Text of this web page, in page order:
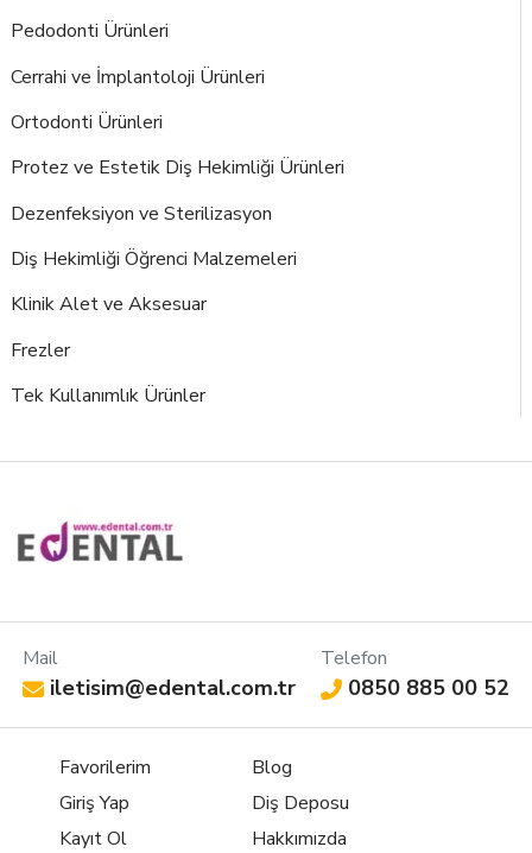
Pedodonti Ürünleri
Cerrahi ve İmplantoloji Ürünleri
Ortodonti Ürünleri
Protez ve Estetik Diş Hekimliği Ürünleri
Dezenfeksiyon ve Sterilizasyon
Diş Hekimliği Öğrenci Malzemeleri
Klinik Alet ve Aksesuar
Frezler
Tek Kullanımlık Ürünler
Mail
iletisim@edental.com.tr
Telefon
0850 885 00 52
Favorilerim
Giriş Yap
Kayıt Ol
Blog
Diş Deposu
Hakkımızda